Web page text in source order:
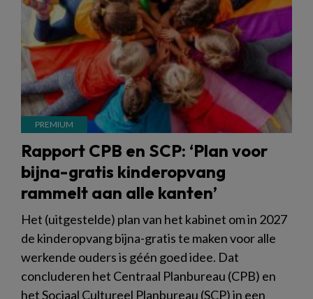
Rapport CPB en SCP: ‘Plan voor
bijna-gratis kinderopvang
rammelt aan alle kanten’
Het (uitgestelde) plan van het kabinet om in 2027
de kinderopvang bijna-gratis te maken voor alle
werkende ouders is géén goed idee. Dat
concluderen het Centraal Planbureau (CPB) en
het Sociaal Cultureel Planbureau (SCP) in een